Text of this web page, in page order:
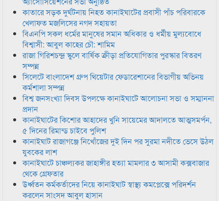
কাতারে সড়ক দুর্ঘটনায় নিহত কানাইঘাটের প্রবাসী পাঁচ পরিবারকে
খেলাফত মজলিসের নগদ সহায়তা
বিএনপি সকল ধর্মের মানুষের সমান অধিকার ও ধর্মীয় মুল্যবোধে
বিশ্বাসী: আবুল কাহের চৌ: শামিম
রাজা গিরিশচন্দ্র স্কুলে বার্ষিক ক্রীড়া প্রতিযোগিতার পুরস্কার বিতরণ
সম্পন্ন
সিলেটে বাংলাদেশ গ্রুপ থিয়েটার ফেডারেশানের বিভাগীয় অভিনয়
কর্মশালা সম্পন্ন
বিশ্ব জনসংখ্যা দিবস উপলক্ষে কানাইঘাটে আলোচনা সভা ও সম্মাননা
প্রদান
কানাইঘাটের কিশোর আহাদের খুনি সায়েমের আদালতে আত্মসমর্পন,
৫ দিনের রিমান্ড চাইবে পুলিশ
কানাইঘাট রাজাগঞ্জে নিখোঁজের দুই দিন পর সুরমা নদীতে ভেসে উঠল
যুবকের লাশ
কানাইঘাটে চাঞ্চল্যকর জাহাঙ্গীর হত্যা মামলার ৩ আসামী কক্সবাজার
থেকে গ্রেফতার
উর্ধ্বতন কর্মকর্তাদের নিয়ে কানাইঘাট স্বাস্থ্য কমপ্লেক্সে পরিদর্শন
করলেন সাংসদ আবুল হাসান